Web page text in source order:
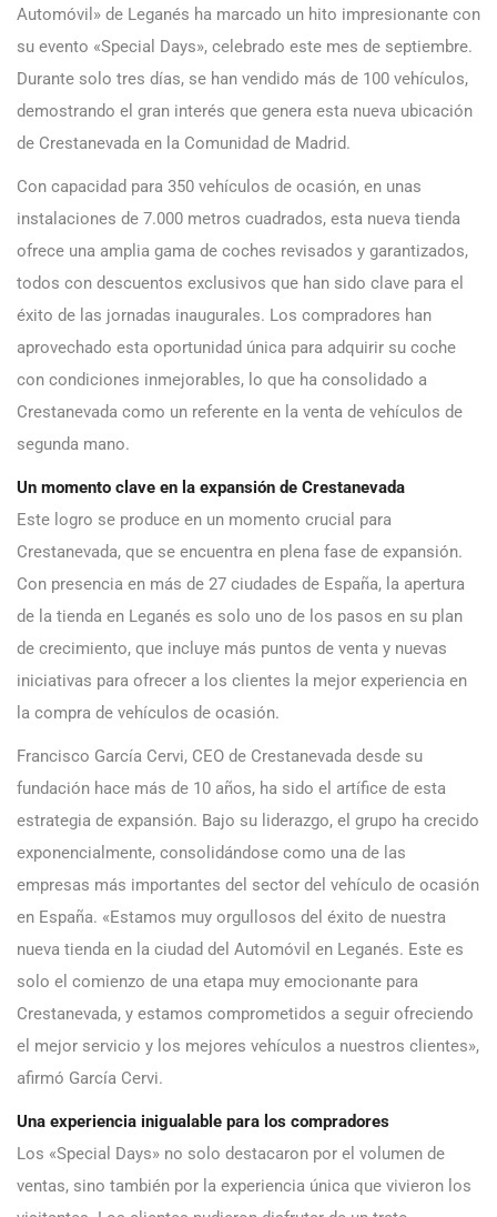
Automóvil» de Leganés ha marcado un hito impresionante con
su evento «Special Days», celebrado este mes de septiembre.
Durante solo tres días, se han vendido más de 100 vehículos,
demostrando el gran interés que genera esta nueva ubicación
de Crestanevada en la Comunidad de Madrid.
Con capacidad para 350 vehículos de ocasión, en unas
instalaciones de 7.000 metros cuadrados, esta nueva tienda
ofrece una amplia gama de coches revisados ​​y garantizados,
todos con descuentos exclusivos que han sido clave para el
éxito de las jornadas inaugurales. Los compradores han
aprovechado esta oportunidad única para adquirir su coche
con condiciones inmejorables, lo que ha consolidado a
Crestanevada como un referente en la venta de vehículos de
segunda mano.
Un momento clave en la expansión de Crestanevada
Este logro se produce en un momento crucial para
Crestanevada, que se encuentra en plena fase de expansión.
Con presencia en más de 27 ciudades de España, la apertura
de la tienda en Leganés es solo uno de los pasos en su plan
de crecimiento, que incluye más puntos de venta y nuevas
iniciativas para ofrecer a los clientes la mejor experiencia en
la compra de vehículos de ocasión.
Francisco García Cervi, CEO de Crestanevada desde su
fundación hace más de 10 años, ha sido el artífice de esta
estrategia de expansión. Bajo su liderazgo, el grupo ha crecido
exponencialmente, consolidándose como una de las
empresas más importantes del sector del vehículo de ocasión
en España. «Estamos muy orgullosos del éxito de nuestra
nueva tienda en la ciudad del Automóvil en Leganés. Este es
solo el comienzo de una etapa muy emocionante para
Crestanevada, y estamos comprometidos a seguir ofreciendo
el mejor servicio y los mejores vehículos a nuestros clientes»,
afirmó García Cervi.
Una experiencia inigualable para los compradores
Los «Special Days» no solo destacaron por el volumen de
ventas, sino también por la experiencia única que vivieron los